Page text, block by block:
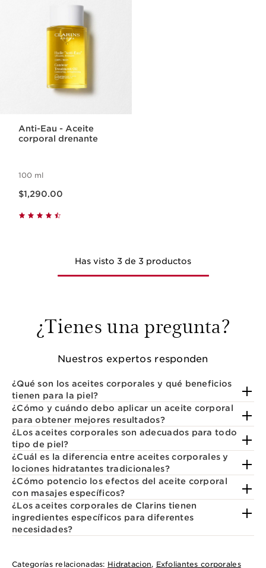
Anti-Eau - Aceite
corporal drenante
100 ml
$1,290.00
Has visto 3 de 3 productos
¿Tienes una pregunta?
Nuestros expertos responden
¿Qué son los aceites corporales y qué beneficios
tienen para la piel?
¿Cómo y cuándo debo aplicar un aceite corporal
para obtener mejores resultados?
¿Los aceites corporales son adecuados para todo
tipo de piel?
¿Cuál es la diferencia entre aceites corporales y
lociones hidratantes tradicionales?
¿Cómo potencio los efectos del aceite corporal
con masajes específicos?
¿Los aceites corporales de Clarins tienen
ingredientes específicos para diferentes
necesidades?
Categorías relacionadas: Hidratacion, Exfoliantes corporales